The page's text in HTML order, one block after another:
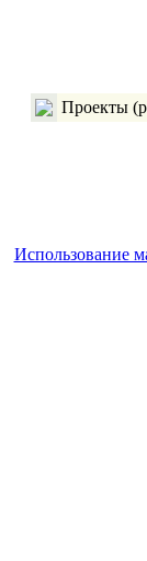
Проекты
Использование